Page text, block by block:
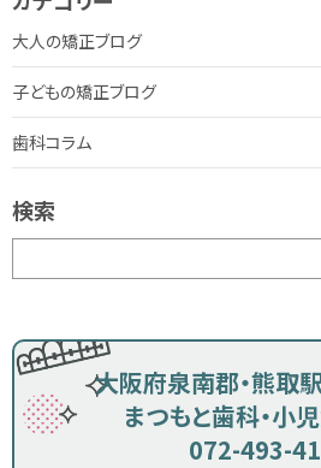
大人の矯正ブログ
子どもの矯正ブログ
歯科コラム
検索
索
大阪府泉南郡・熊取
まつもと歯科・小
072-493-